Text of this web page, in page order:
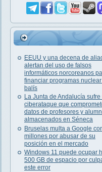
EEUU y una decena de
alertan del uso de falsos
informáticos norcoreanos
financiar programas
balís
La Junta de Andalucía sufre
ciberataque que
datos de profesores y
almacenados en Séneca
Bruselas multa a Google
millones por abusar de su
posición en el mercado
Windows 11 puede ocupar
500 GB de espacio por
este error